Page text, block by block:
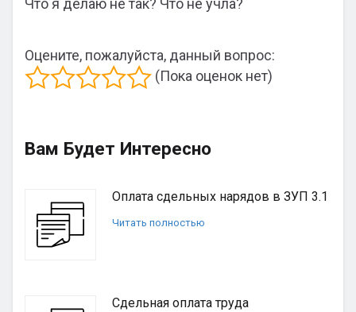
Что я делаю не так? Что не учла?
Оцените, пожалуйста, данный вопрос:
(Пока оценок нет)
Вам Будет Интересно
Оплата сдельных нарядов в ЗУП 3.1
Читать полностью
Сдельная оплата труда